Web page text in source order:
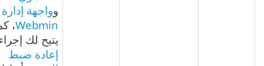
واجهة إدارة
Webmin، كما
يتيح لك إجراء
إعادة ضبط